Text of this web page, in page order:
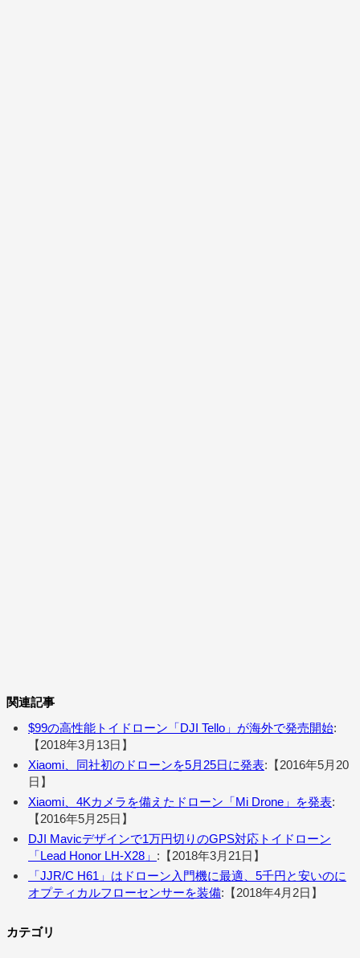
関連記事
$99の高性能トイドローン「DJI Tello」が海外で発売開始:
【2018年3月13日】
Xiaomi、同社初のドローンを5月25日に発表:【2016年5月20
日】
Xiaomi、4Kカメラを備えたドローン「Mi Drone」を発表:
【2016年5月25日】
DJI Mavicデザインで1万円切りのGPS対応トイドローン
「Lead Honor LH-X28」 :【2018年3月21日】
「JJR/C H61」はドローン入門機に最適、5千円と安いのに
オプティカルフローセンサーを装備:【2018年4月2日】
カテゴリ